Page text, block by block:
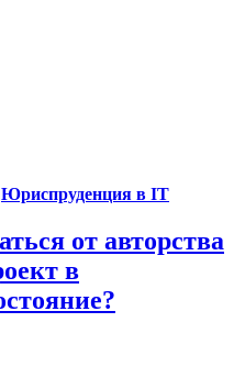
Юриспруденция в IT
от авторства
в